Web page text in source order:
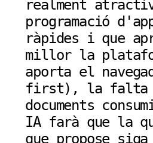
realment
programació
ràpides i que
millor la
aporta el
first), la falta
documents
IA farà que la
que propose siga